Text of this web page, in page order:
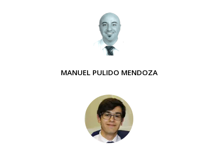
MANUEL PULIDO MENDOZA